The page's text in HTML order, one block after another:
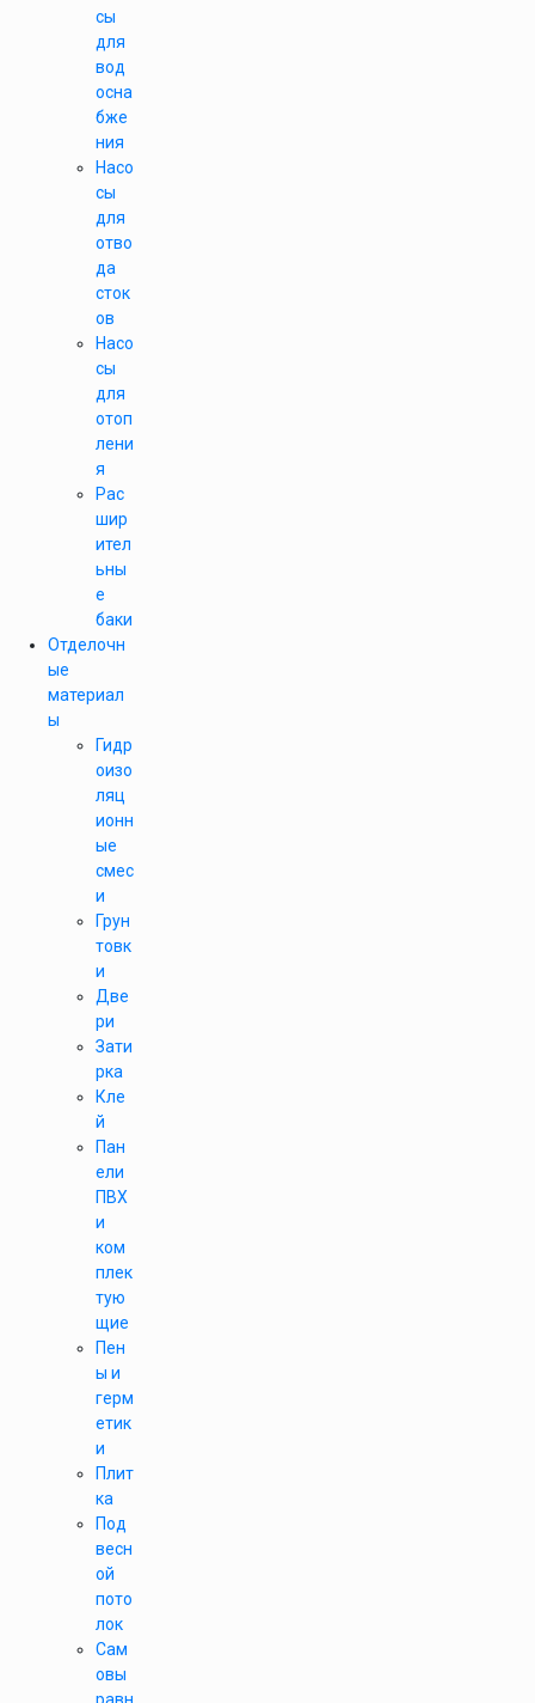
сы
для
вод
осна
бже
ния
Насо
сы
для
отво
да
сток
ов
Насо
сы
для
отоп
лени
я
Рас
шир
ител
ьны
е
баки
Отделочн
ые
материал
ы
Гидр
оизо
ляц
ионн
ые
смес
и
Грун
товк
и
Две
ри
Зати
рка
Кле
й
Пан
ели
ПВХ
и
ком
плек
тую
щие
Пен
ы и
герм
етик
и
Плит
ка
Под
весн
ой
пото
лок
Сам
овы